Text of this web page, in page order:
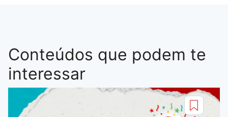
Conteúdos que podem te
interessar